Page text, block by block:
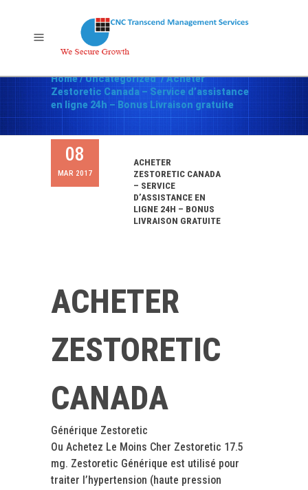
Home/Uncategorized /Acheter
Zestoretic Canada – Service d’assistance
en ligne 24h – Bonus Livraison gratuite
08
MAR 2017
ACHETER
ZESTORETIC CANADA
– SERVICE
D’ASSISTANCE EN
LIGNE 24H – BONUS
LIVRAISON GRATUITE
ACHETER
ZESTORETIC
CANADA
Générique Zestoretic
Ou Achetez Le Moins Cher Zestoretic 17.5
mg. Zestoretic Générique est utilisé pour
traiter l’hypertension (haute pression